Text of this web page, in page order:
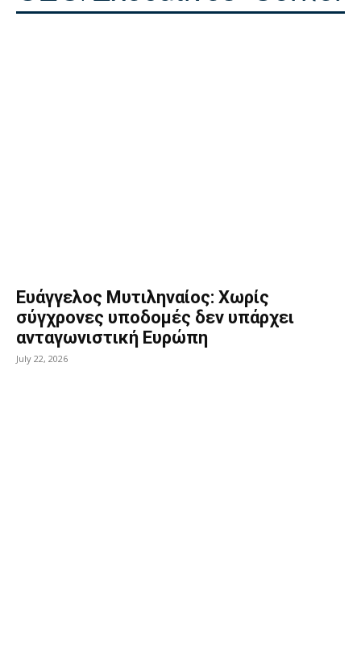
Ευάγγελος Μυτιληναίος: Χωρίς
σύγχρονες υποδομές δεν υπάρχει
ανταγωνιστική Ευρώπη
July 22, 2026